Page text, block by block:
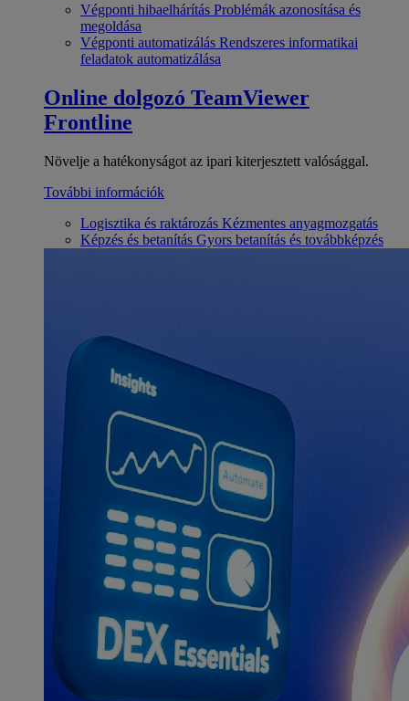
Végponti hibaelhárítás Problémák azonosítása és
megoldása
Végponti automatizálás Rendszeres informatikai
feladatok automatizálása
Online dolgozó TeamViewer
Frontline
Növelje a hatékonyságot az ipari kiterjesztett valósággal.
További információk
Logisztika és raktározás Kézmentes anyagmozgatás
Képzés és betanítás Gyors betanítás és továbbképzés